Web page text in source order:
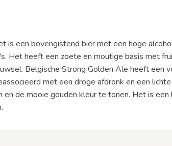
is een bovengistend bier met een hoge
Het heeft een zoete en moutige basis met
Belgische Strong Golden Ale heeft een
met een droge afdronk en een
de mooie gouden kleur te tonen. Het is